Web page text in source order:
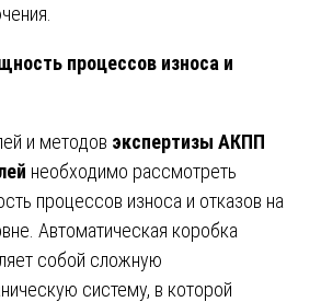
процессов износа и
и методов экспертизы АКПП
необходимо рассмотреть
процессов износа и отказов на
Автоматическая коробка
собой сложную
систему, в которой